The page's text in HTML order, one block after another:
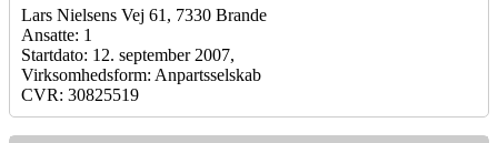
Lars Nielsens Vej 61, 7330 Brande
Ansatte: 1
Startdato: 12. september 2007,
Virksomhedsform: Anpartsselskab
CVR: 30825519